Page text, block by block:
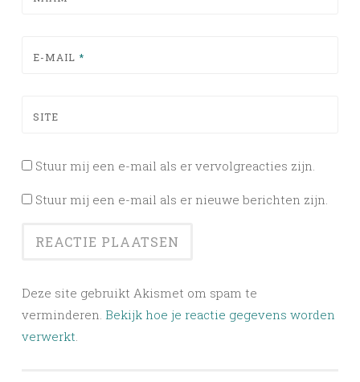
E-MAIL *
SITE
Stuur mij een e-mail als er vervolgreacties zijn.
Stuur mij een e-mail als er nieuwe berichten zijn.
Deze site gebruikt Akismet om spam te
verminderen. Bekijk hoe je reactie gegevens worden
verwerkt.